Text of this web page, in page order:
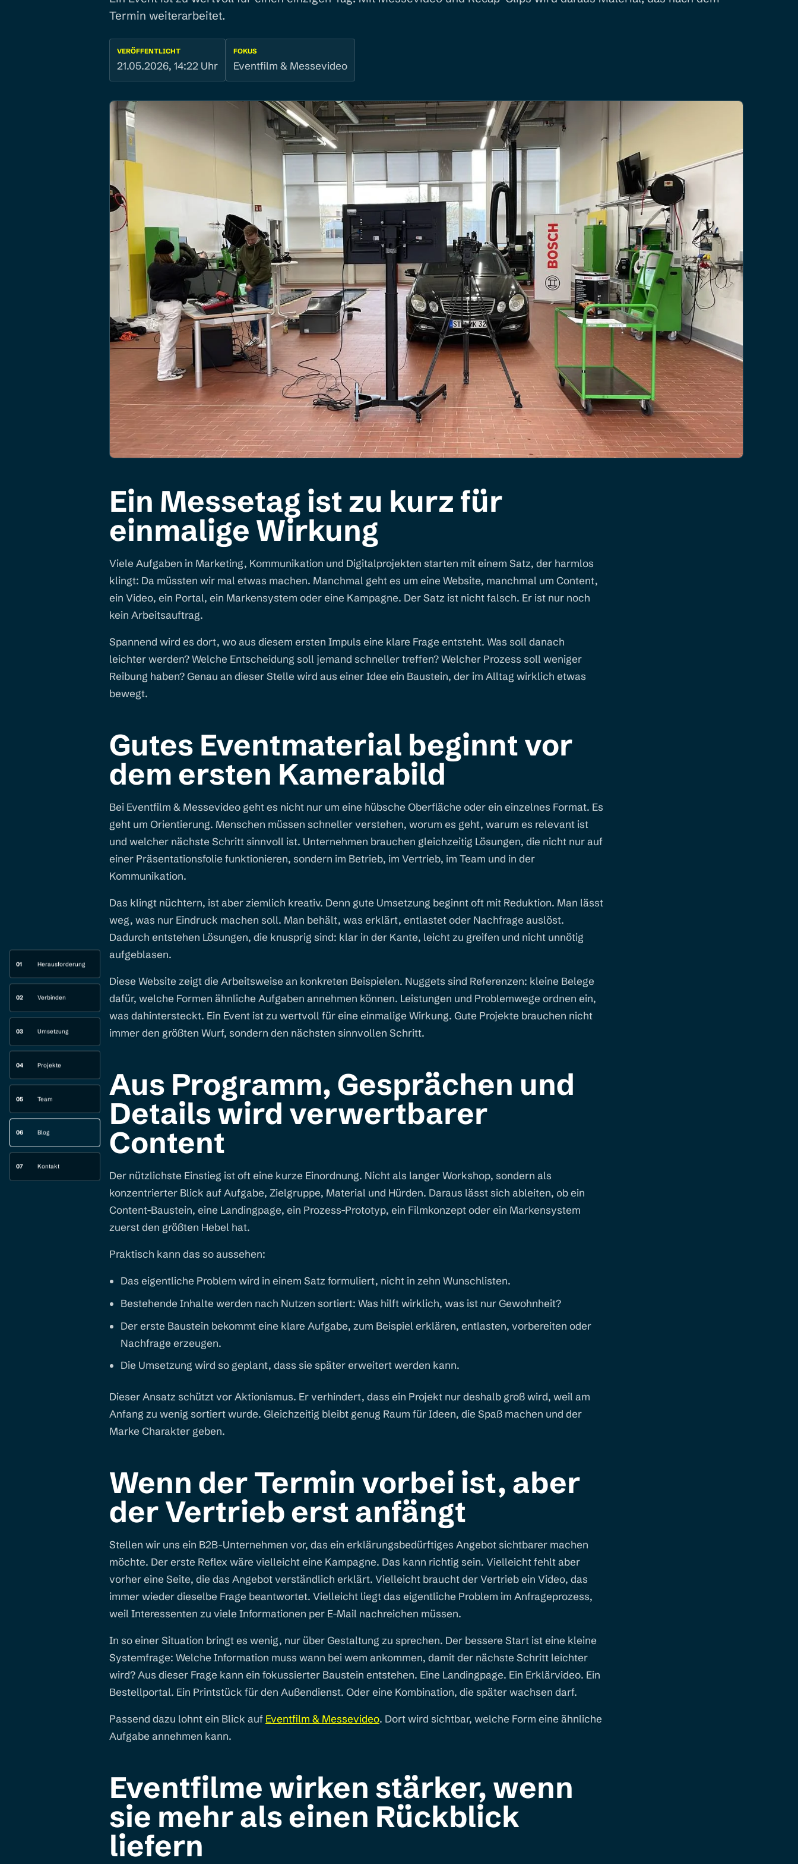
01 Herausforderung
02 Verbinden
03 Umsetzung
04 Projekte
05 Team
06 Blog
07 Kontakt
Termin weiterarbeitet.
VERÖFFENTLICHT
21.05.2026, 14:22 Uhr
FOKUS
Eventfilm & Messevideo
Ein Messetag ist zu kurz für
einmalige Wirkung
Viele Aufgaben in Marketing, Kommunikation und Digitalprojekten starten mit einem Satz, der harmlos
klingt: Da müssten wir mal etwas machen. Manchmal geht es um eine Website, manchmal um Content,
ein Video, ein Portal, ein Markensystem oder eine Kampagne. Der Satz ist nicht falsch. Er ist nur noch
kein Arbeitsauftrag.
Spannend wird es dort, wo aus diesem ersten Impuls eine klare Frage entsteht. Was soll danach
leichter werden? Welche Entscheidung soll jemand schneller treffen? Welcher Prozess soll weniger
Reibung haben? Genau an dieser Stelle wird aus einer Idee ein Baustein, der im Alltag wirklich etwas
bewegt.
Gutes Eventmaterial beginnt vor
dem ersten Kamerabild
Bei Eventfilm & Messevideo geht es nicht nur um eine hübsche Oberfläche oder ein einzelnes Format. Es
geht um Orientierung. Menschen müssen schneller verstehen, worum es geht, warum es relevant ist
und welcher nächste Schritt sinnvoll ist. Unternehmen brauchen gleichzeitig Lösungen, die nicht nur auf
einer Präsentationsfolie funktionieren, sondern im Betrieb, im Vertrieb, im Team und in der
Kommunikation.
Das klingt nüchtern, ist aber ziemlich kreativ. Denn gute Umsetzung beginnt oft mit Reduktion. Man lässt
weg, was nur Eindruck machen soll. Man behält, was erklärt, entlastet oder Nachfrage auslöst.
Dadurch entstehen Lösungen, die knusprig sind: klar in der Kante, leicht zu greifen und nicht unnötig
aufgeblasen.
Diese Website zeigt die Arbeitsweise an konkreten Beispielen. Nuggets sind Referenzen: kleine Belege
dafür, welche Formen ähnliche Aufgaben annehmen können. Leistungen und Problemwege ordnen ein,
was dahintersteckt. Ein Event ist zu wertvoll für eine einmalige Wirkung. Gute Projekte brauchen nicht
immer den größten Wurf, sondern den nächsten sinnvollen Schritt.
Aus Programm, Gesprächen und
Details wird verwertbarer
Content
Der nützlichste Einstieg ist oft eine kurze Einordnung. Nicht als langer Workshop, sondern als
konzentrierter Blick auf Aufgabe, Zielgruppe, Material und Hürden. Daraus lässt sich ableiten, ob ein
Content-Baustein, eine Landingpage, ein Prozess-Prototyp, ein Filmkonzept oder ein Markensystem
zuerst den größten Hebel hat.
Praktisch kann das so aussehen:
Das eigentliche Problem wird in einem Satz formuliert, nicht in zehn Wunschlisten.
Bestehende Inhalte werden nach Nutzen sortiert: Was hilft wirklich, was ist nur Gewohnheit?
Der erste Baustein bekommt eine klare Aufgabe, zum Beispiel erklären, entlasten, vorbereiten oder
Nachfrage erzeugen.
Die Umsetzung wird so geplant, dass sie später erweitert werden kann.
Dieser Ansatz schützt vor Aktionismus. Er verhindert, dass ein Projekt nur deshalb groß wird, weil am
Anfang zu wenig sortiert wurde. Gleichzeitig bleibt genug Raum für Ideen, die Spaß machen und der
Marke Charakter geben.
Wenn der Termin vorbei ist, aber
der Vertrieb erst anfängt
Stellen wir uns ein B2B-Unternehmen vor, das ein erklärungsbedürftiges Angebot sichtbarer machen
möchte. Der erste Reflex wäre vielleicht eine Kampagne. Das kann richtig sein. Vielleicht fehlt aber
vorher eine Seite, die das Angebot verständlich erklärt. Vielleicht braucht der Vertrieb ein Video, das
immer wieder dieselbe Frage beantwortet. Vielleicht liegt das eigentliche Problem im Anfrageprozess,
weil Interessenten zu viele Informationen per E-Mail nachreichen müssen.
In so einer Situation bringt es wenig, nur über Gestaltung zu sprechen. Der bessere Start ist eine kleine
Systemfrage: Welche Information muss wann bei wem ankommen, damit der nächste Schritt leichter
wird? Aus dieser Frage kann ein fokussierter Baustein entstehen. Eine Landingpage. Ein Erklärvideo. Ein
Bestellportal. Ein Printstück für den Außendienst. Oder eine Kombination, die später wachsen darf.
Passend dazu lohnt ein Blick auf Eventfilm & Messevideo. Dort wird sichtbar, welche Form eine ähnliche
Aufgabe annehmen kann.
Eventfilme wirken stärker, wenn
sie mehr als einen Rückblick
liefern